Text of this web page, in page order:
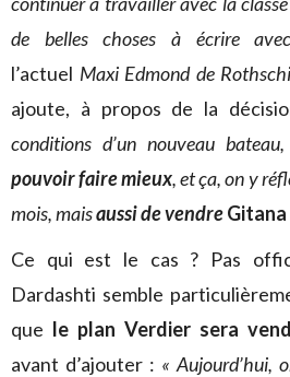
de belles choses à écrire
l’actuel Maxi Edmond de
ajoute, à propos de la
conditions d’un nouveau bateau,
pouvoir faire mieux, et ça, on y
mois, maisaussi de vendreGitana
Ce qui est le cas ? Pas
Dardashti semble
que le plan Verdier sera
avant d’ajouter : « Aujourd’hui,